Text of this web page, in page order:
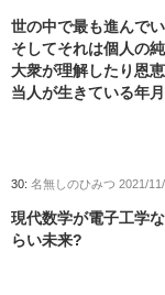
世の中で最も進んで
そしてそれは個人の
大衆が理解したり恩
当人が生きている年
30: 名無しのひみつ 2021/
現代数学が電子工学
らい未来?